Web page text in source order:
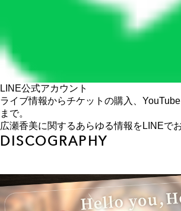
LINE公式アカウント
ライブ情報からチケットの購入、
まで。
広瀬香美に関するあらゆる情報をLINEで
DISCOGRAPHY